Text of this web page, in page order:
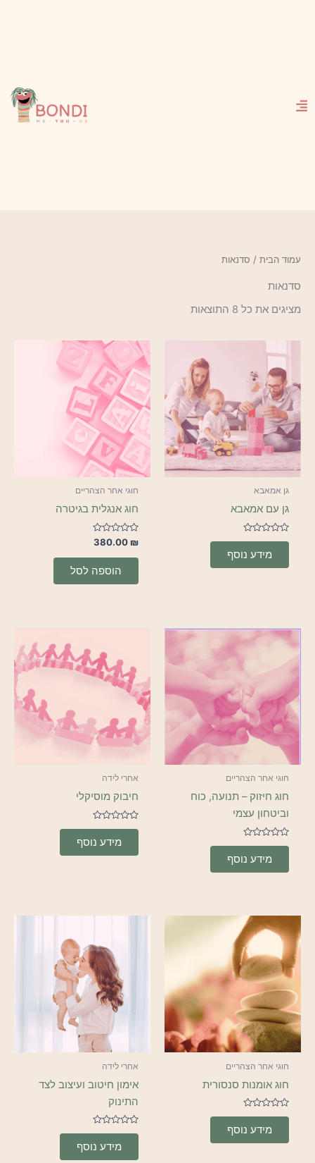
עמוד הבית / סדנאות
סדנאות
מציגים את כל ⁦8⁩ התוצאות
גן אמאבא
גן עם אמאבא
דורג
מתוך
5
מידע נוסף
חוגי אחר הצהריים
חוג אנגלית בגיטרה
דורג
0
מתוך
380.00 ₪
הוספה לסל
חוגי אחר הצהריים
חוג חיזוק – תנועה, כוח
וביטחון עצמי
דורג
מתוך
5
מידע נוסף
אחרי לידה
חיבוק מוסיקלי
דורג
מתוך
5
מידע נוסף
חוגי אחר הצהריים
חוג אומנות סנסורית
דורג
מתוך
5
מידע נוסף
אחרי לידה
אימון חיטוב ועיצוב לצד
התינוק
דורג
מתוך
5
מידע נוסף